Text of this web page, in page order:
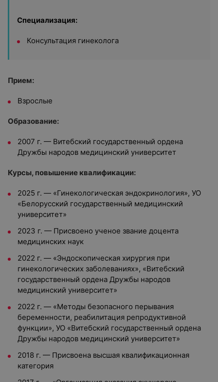
Специализация:
Консультация гинеколога
Прием:
Взрослые
Образование:
2007 г. — Витебский государственный ордена
Дружбы народов медицинский университет
Курсы, повышение квалификации:
2025 г. — «Гинекологическая эндокринология», УО
«Белорусский государственный медицинский
университет»
2023 г. — Присвоено ученое звание доцента
медицинских наук
2022 г. — «Эндоскопическая хирургия при
гинекологических заболеваниях», «Витебский
государственный ордена Дружбы народов
медицинский университет»
2022 г. — «Методы безопасного перывания
беременности, реабилитация репродуктивной
функции», УО «Витебский государственный ордена
Дружбы народов медицинский университет»
2018 г. — Присвоена высшая квалификационная
категория